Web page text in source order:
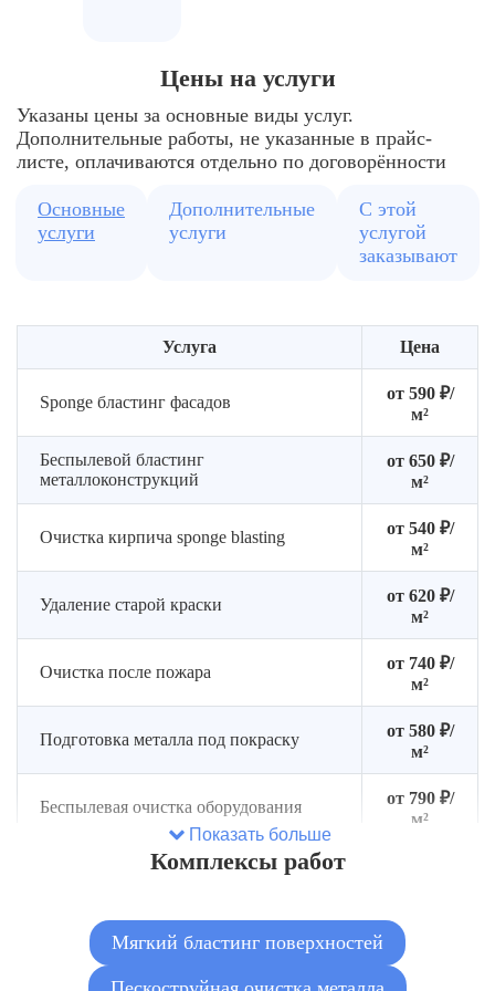
sponge
рассчитываем
сроки
стоимость
работ.
площадку. очистки.
пыли
Цены на услуги
Указаны цены за основные виды услуг.
Дополнительные работы, не указанные в прайс-
листе, оплачиваются отдельно по договорённости
Основные
услуги
Дополнительные
услуги
С этой
услугой
заказывают
Услуга Цена
Sponge бластинг фасадов
от 590 ₽/
м²
Беспылевой бластинг
металлоконструкций
от 650 ₽/
м²
Очистка кирпича sponge blasting
от 540 ₽/
м²
Удаление старой краски
от 620 ₽/
м²
Очистка после пожара
от 740 ₽/
м²
Подготовка металла под покраску
от 580 ₽/
м²
Беспылевая очистка оборудования
от 790 ₽/
м²
Сухой бластинг без пыли внутри
Показать больше
Комплексы работ
Мягкий бластинг поверхностей